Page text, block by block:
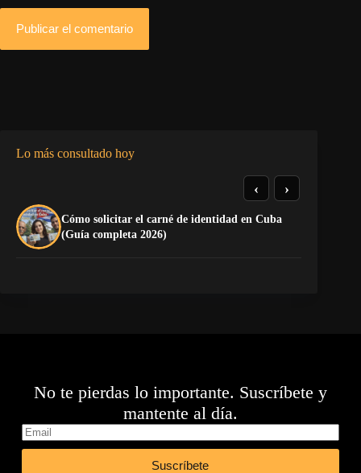
Publicar el comentario
Lo más consultado hoy
Cómo solicitar el carné de identidad en Cuba
(Guía completa 2026)
‹ ›
No te pierdas lo importante. Suscríbete y
mantente al día.
Suscríbete